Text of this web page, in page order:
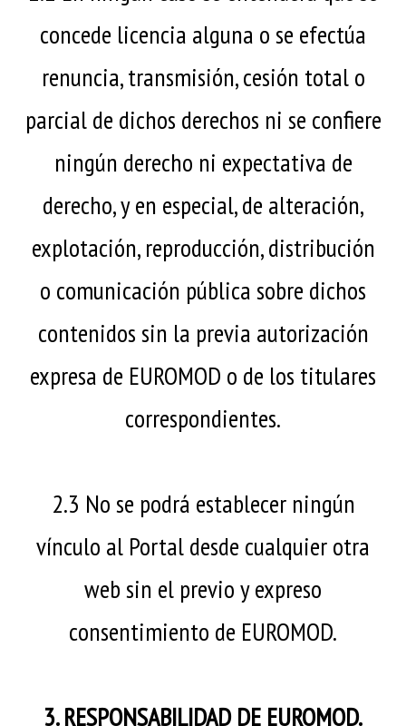
concede licencia alguna o se efectúa
renuncia, transmisión, cesión total o
parcial de dichos derechos ni se confiere
ningún derecho ni expectativa de
derecho, y en especial, de alteración,
explotación, reproducción, distribución
o comunicación pública sobre dichos
contenidos sin la previa autorización
expresa de EUROMOD o de los titulares
correspondientes.
2.3 No se podrá establecer ningún
vínculo al Portal desde cualquier otra
web sin el previo y expreso
consentimiento de EUROMOD.
3. RESPONSABILIDAD DE EUROMOD.